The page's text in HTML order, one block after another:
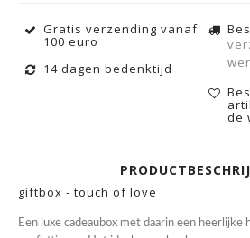
Gratis verzending vanaf
100 euro
14 dagen bedenktijd
de
giftbox - touch of love
Een luxe cadeaubox met daarin een heerlijke